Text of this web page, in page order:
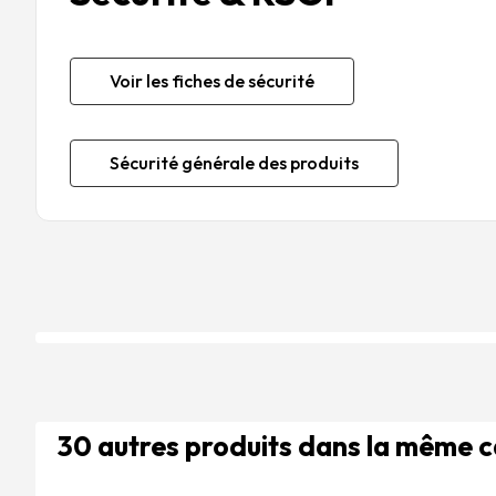
Voir les fiches de sécurité
Sécurité générale des produits
30 autres produits dans la même